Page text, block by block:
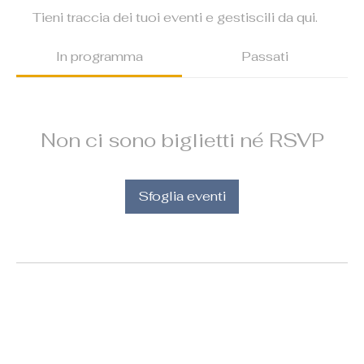
Tieni traccia dei tuoi eventi e gestiscili da qui.
In programma Passati
Non ci sono biglietti né RSVP
Sfoglia eventi